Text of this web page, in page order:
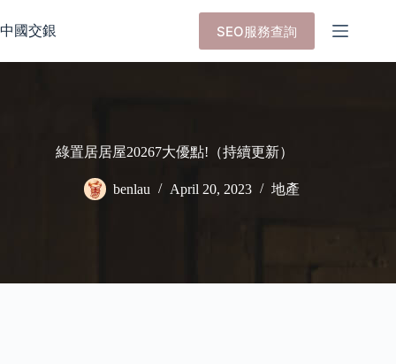
to
content
中國交銀 SEO服務查詢
綠置居居屋20267大優點!（持續更新）
benlau April 20, 2023 地產